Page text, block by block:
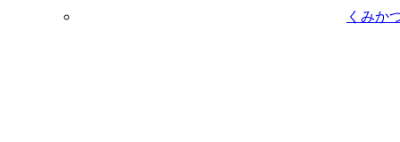
くみか